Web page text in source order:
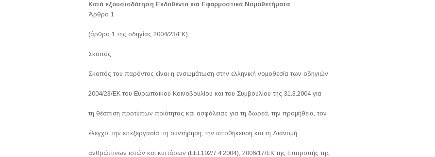
Κατά εξουσιοδότηση Εκδοθέντα και Εφαρμοστικά Νομοθετήματα
Άρθρο 1
(άρθρο 1 της οδηγίας 2004/23/ΕΚ)
Σκοπός
Σκοπός του παρόντος είναι η ενσωμάτωση στην ελληνική νομοθεσία των οδηγιών
2004/23/ΕΚ του Ευρωπαϊκού Κοινοβουλίου και του Συμβουλίου της 31.3.2004 για
τη θέσπιση προτύπων ποιότητας και ασφάλειας για τη δωρεά, την προμήθεια, τον
έλεγχο, την επεξεργασία, τη συντήρηση, την αποθήκευση και τη Διανομή
ανθρώπινων ιστών και κυττάρων (EEL102/7.4.2004), 2006/17/ΕΚ της Επιτροπής της